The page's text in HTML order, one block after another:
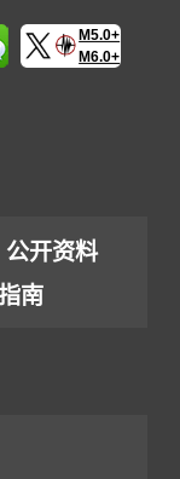
M5.0+
M6.0+
公开资料
南